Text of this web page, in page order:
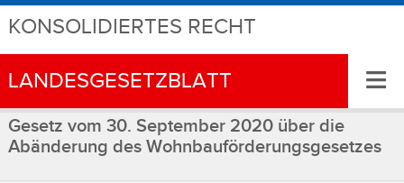
KONSOLIDIERTES RECHT
LANDESGESETZBLATT ≡
Gesetz vom 30. September 2020 über die
Abänderung des Wohnbauförderungsgesetzes